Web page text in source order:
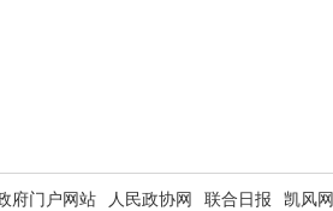
府门户网站 人民政协网 联合日报 凯风网